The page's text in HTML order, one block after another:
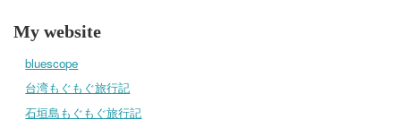
My website
bluescope
台湾もぐもぐ旅行記
石垣島もぐもぐ旅行記